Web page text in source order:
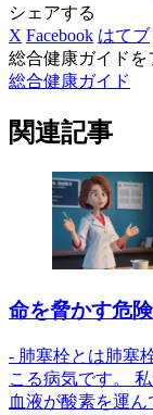
シェアする
X Facebook はてブ
総合健康ガイドを
総合健康ガイド
関連記事
命を脅かす危
- 肺塞栓とは肺塞
こる病気です。
血液が酸素を運ん